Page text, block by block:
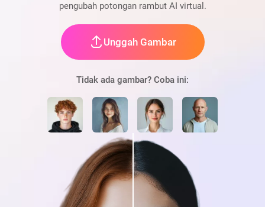
pengubah potongan rambut AI virtual.
Unggah Gambar
Tidak ada gambar? Coba ini: